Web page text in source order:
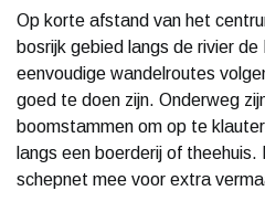
Op korte afstand van het
bosrijk gebied langs de rivier
eenvoudige wandelroutes
goed te doen zijn. Onderweg
boomstammen om op te
langs een boerderij of
schepnet mee voor extra